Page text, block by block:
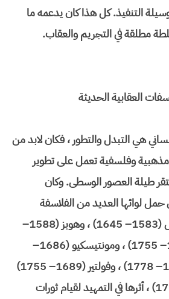
التنفيذ. كل هذا كان يدعمه ما
مطلقة في التجريم والعقاب.
العقابية الحديثة
هي التبدل والتطور ، فكان لابد من
وفلسفية تعمل على تطوير
طيلة العصور الوسطى. وكان
حمل لوائها العديد من الفلاسفة
والمفكرين أمثال كريتوس (1583– 1645) ، وهوبز (1588–
1679) ، ولوك (1632– 1755) ، ومونتيسكيو (1686–
1755) ، وروسو (1712– 1778) ، وفولتير (1689– 1755)
، وبيكاريا (1738– 1794) ، أثرها في التمهيد لقيام ثورات